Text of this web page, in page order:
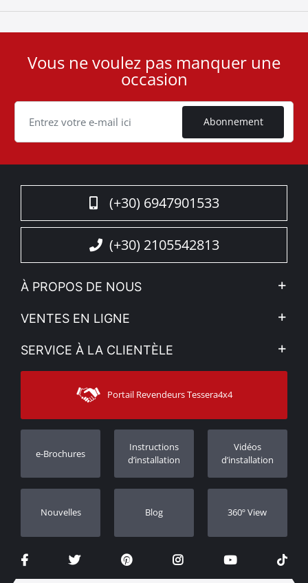
User
Cookie
Vous ne voulez pas manquer une
occasion
Abonnement
(+30) 6947901533
(+30) 2105542813
À PROPOS DE NOUS
L'entreprise
Voir nos actualités
Sitemap
VENTES EN LIGNE
Mon compte
Moyens d’expédition
SERVICE À LA CLIENTÈLE
Contacter
Assistance aux clients
Suivi des commandes
Concessionnaires
Portail Revendeurs Tessera4x4
e-Brochures
Instructions
d’installation
Vidéos
d’installation
Nouvelles Blog 360º View